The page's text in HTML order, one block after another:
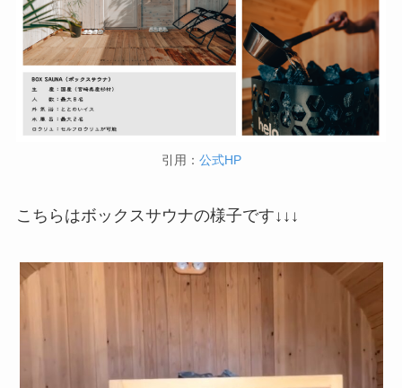
引用： 公式HP
こちらはボックスサウナの様子です↓↓↓